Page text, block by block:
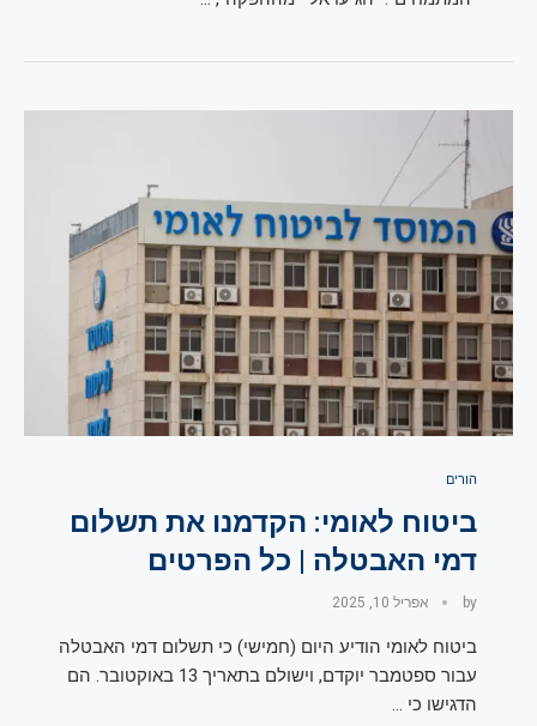
הורים
ביטוח לאומי: הקדמנו את תשלום
דמי האבטלה | כל הפרטים
by אפריל 10, 2025
ביטוח לאומי הודיע היום (חמישי) כי תשלום דמי האבטלה
עבור ספטמבר יוקדם, וישולם בתאריך 13 באוקטובר. הם
הדגישו כי …